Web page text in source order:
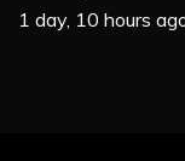
1 day, 10 hours